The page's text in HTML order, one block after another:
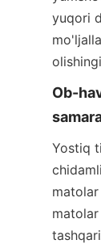
yuqori
Ob-
Yostiq